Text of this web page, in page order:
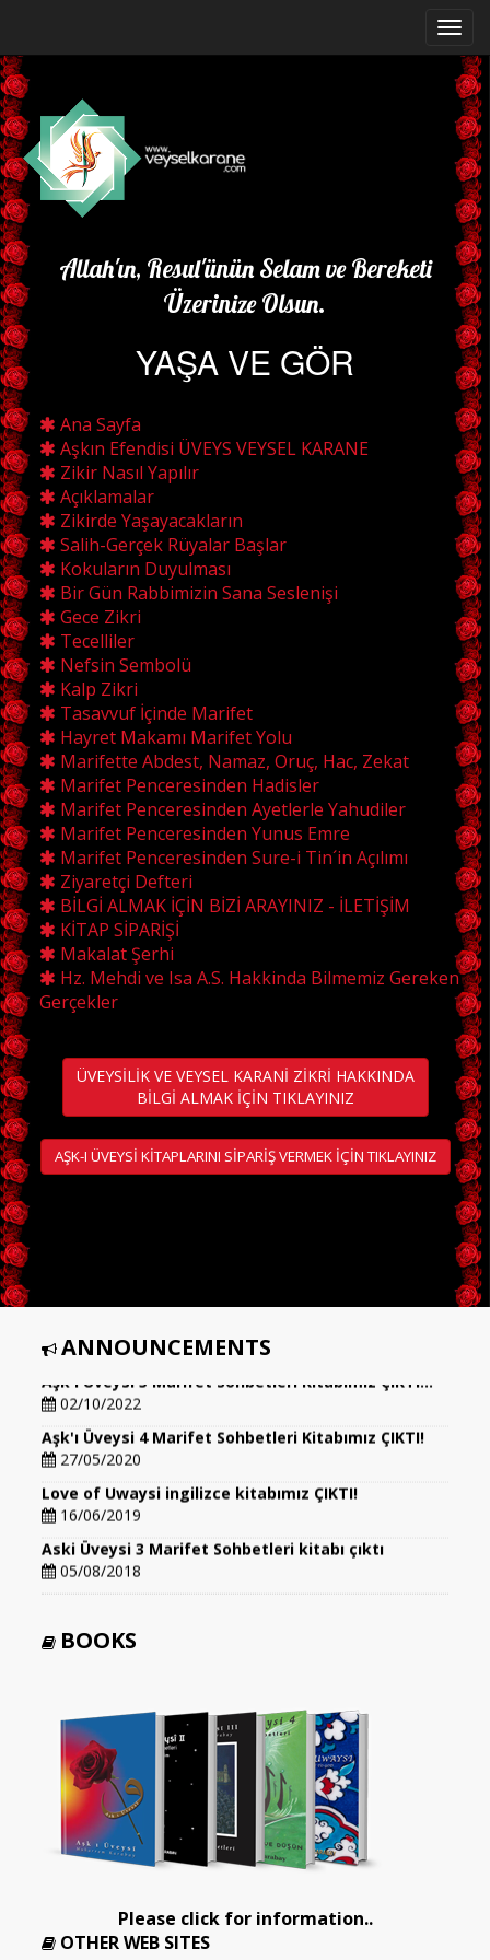
Allah'ın, Resul'ünün Selam ve Bereketi
Üzerinize Olsun.
YAŞA VE GÖR
Ana Sayfa
Aşkın Efendisi ÜVEYS VEYSEL KARANE
Zikir Nasıl Yapılır
Açıklamalar
Zikirde Yaşayacakların
Salih-Gerçek Rüyalar Başlar
Kokuların Duyulması
Bir Gün Rabbimizin Sana Seslenişi
Gece Zikri
Tecelliler
Nefsin Sembolü
Kalp Zikri
Tasavvuf İçinde Marifet
Hayret Makamı Marifet Yolu
Marifette Abdest, Namaz, Oruç, Hac, Zekat
Marifet Penceresinden Hadisler
Marifet Penceresinden Ayetlerle Yahudiler
Marifet Penceresinden Yunus Emre
Marifet Penceresinden Sure-i Tin´in Açılımı
Ziyaretçi Defteri
BİLGİ ALMAK İÇİN BİZİ ARAYINIZ - İLETİŞİM
KİTAP SİPARİŞİ
Makalat Şerhi
Hz. Mehdi ve Isa A.S. Hakkinda Bilmemiz Gereken
Gerçekler
ÜVEYSİLİK VE VEYSEL KARANİ ZİKRİ HAKKINDA
BİLGİ ALMAK İÇİN TIKLAYINIZ
AŞK-I ÜVEYSİ KİTAPLARINI SİPARİŞ VERMEK İÇİN TIKLAYINIZ
ANNOUNCEMENTS
02/10/2022
Aşk'ı Üveysi 4 Marifet Sohbetleri Kitabımız ÇIKTI!
27/05/2020
Love of Uwaysi ingilizce kitabımız ÇIKTI!
16/06/2019
Aski Üveysi 3 Marifet Sohbetleri kitabı çıktı
05/08/2018
BOOKS
Please click for information..
OTHER WEB SITES